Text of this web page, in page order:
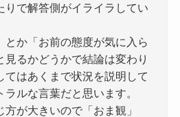
りで解答側がイライラしてい
とか「お前の態度が気に入ら
見るかどうかで結論は変わり
てはあくまで状況を説明して
ルな言葉だと思います。
方が大きいので「おま観」